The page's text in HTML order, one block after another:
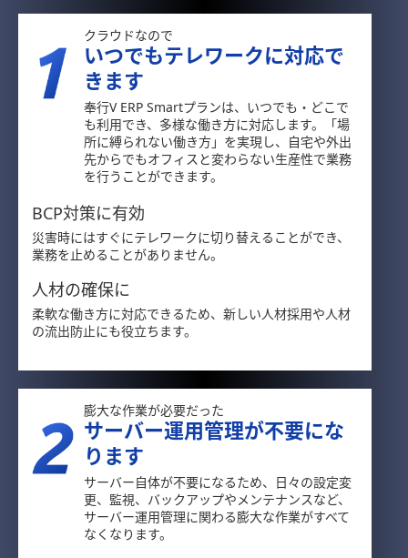
クラウドなので
いつでもテレワークに対応で
きます
奉行V ERP Smartプランは、いつでも・どこで
も利用でき、多様な働き方に対応します。「場
所に縛られない働き方」を実現し、自宅や外出
先からでもオフィスと変わらない生産性で業務
を行うことができます。
BCP対策に有効
災害時にはすぐにテレワークに切り替えることができ、
業務を止めることがありません。
人材の確保に
柔軟な働き方に対応できるため、新しい人材採用や人材
の流出防止にも役立ちます。
膨大な作業が必要だった
サーバー運用管理が不要にな
ります
サーバー自体が不要になるため、日々の設定変
更、監視、バックアップやメンテナンスなど、
サーバー運用管理に関わる膨大な作業がすべて
なくなります。